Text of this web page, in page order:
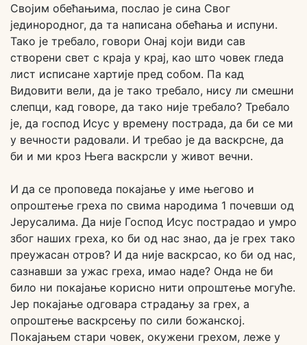
Својим обећањима, послао је сина Свог
јединородног, да та написана обећања и испуни.
Тако је требало, говори Онај који види сав
створени свет с краја у крај, као што човек гледа
лист исписане хартије пред собом. Па кад
Видовити вели, да је тако требало, нису ли смешни
слепци, кад говоре, да тако није требало? Требало
је, да господ Исус у времену пострада, да би се ми
у вечности радовали. И требао је да васкрсне, да
би и ми кроз Њега васкрсли у живот вечни.
И да се проповеда покајање у име његово и
опроштење греха по свима народима 1 почевши од
Јерусалима. Да није Господ Исус пострадао и умро
због наших греха, ко би од нас знао, да је грех тако
преужасан отров? И да није васкрсао, ко би од нас,
сазнавши за ужас греха, имао наде? Онда не би
било ни покајање корисно нити опроштење могуће.
Јер покајање одговара страдању за грех, а
опроштење васкрсењу по сили божанској.
Покајањем стари човек, окужени грехом, леже у